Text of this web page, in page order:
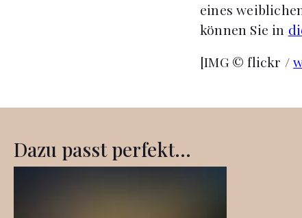
eines
können Sie in
[IMG © flickr /
Dazu passt perfekt...